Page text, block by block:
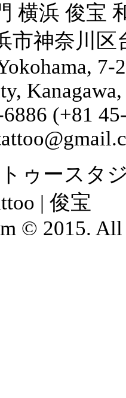
横浜 俊宝
市神奈川区
Kanagawa,
(+81
ゥースタ
| 俊宝
© 2015. All